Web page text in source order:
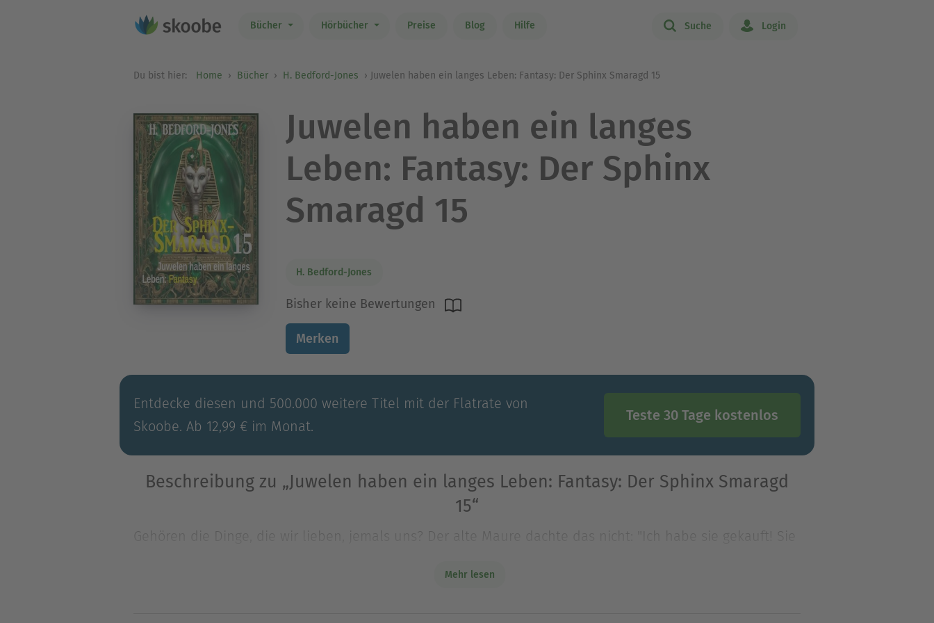
Bücher Hörbücher Preise Blog Hilfe Suche Login
Du bist hier: Home Bücher H. Bedford-Jones Juwelen haben ein langes Leben: Fantasy: Der Sphinx Smaragd 15
Juwelen haben ein langes
Leben: Fantasy: Der Sphinx
Smaragd 15
H. Bedford-Jones
Bisher keine Bewertungen
Merken
Entdecke diesen und 500.000 weitere Titel mit der Flatrate von
Skoobe. Ab 12,99 € im Monat.
Teste 30 Tage kostenlos
Beschreibung zu „Juwelen haben ein langes Leben: Fantasy: Der Sphinx Smaragd
15“
Gehören die Dinge, die wir lieben, jemals uns? Der alte Maure dachte das nicht: "Ich habe sie gekauft! Sie
Gehören die Dinge, die wir lieben, jemals uns? Der alte Maure dachte das nicht: "Ich habe sie gekauft! Sie
Mehr lesen